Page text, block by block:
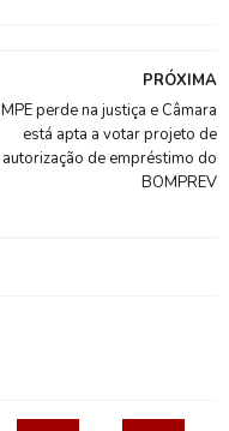
PRÓXIMA
MPE perde na justiça e Câmara
está apta a votar projeto de
autorização de empréstimo do
BOMPREV